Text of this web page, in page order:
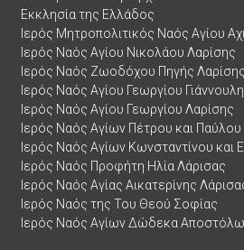
Εκκλησία της Ελλάδος
Ιερός Μητροπολιτικός Ναός Αγίου
Ιερός Ναός Αγίου Νικολάου Λαρίσης
Ιερός Ναός Ζωοδόχου Πηγής Λαρίσης
Ιερός Ναός Αγίου Γεωργίου
Ιερός Ναός Αγίου Γεωργίου Λαρίσης
Ιερός Ναός Αγίων Πέτρου και Παύλου
Ιερός Ναός Αγίων Κωνσταντίνου και
Ιερός Ναός Προφήτη Ηλία Λάρισας
Ιερός Ναός Αγίας Αικατερίνης
Ιερός Ναός της Του Θεού Σοφίας
Ιερός Ναός Αγίων Δώδεκα